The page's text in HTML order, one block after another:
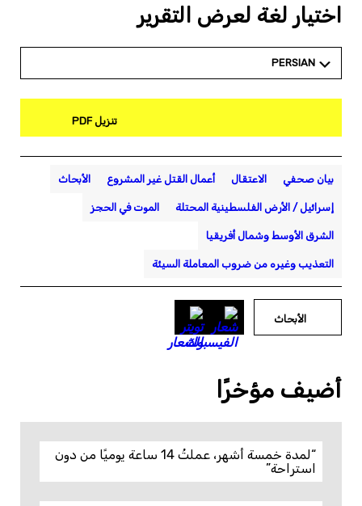
اختيار لغة لعرض التقرير
PERSIAN
تنزيل PDF
بيان صحفي الاعتقال أعمال القتل غير المشروع الأبحاث
إسرائيل / الأرض الفلسطينية المحتلة الموت في الحجز
الشرق الأوسط وشمال أفريقيا
التعذيب وغيره من ضروب المعاملة السيئة
الأبحاث
أضيف مؤخرًا
“لمدة خمسة أشهر، عملتُ 14 ساعة يوميًا من دون
استراحة”